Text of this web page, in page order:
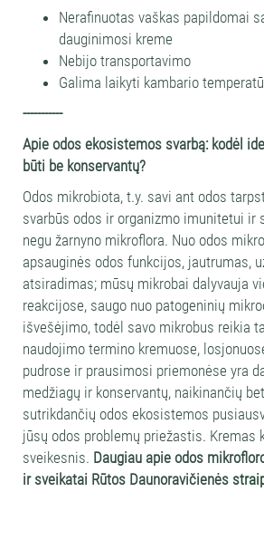
Nerafinuotas vaškas papildomai
dauginimosi kreme
Nebijo transportavimo
Galima laikyti kambario
-----------
Apie odos ekosistemos svarbą: kodėl
būti be konservantų?
Odos mikrobiota, t.y. savi ant odos
svarbūs odos ir organizmo imunitetui ir
negu žarnyno mikroflora. Nuo odos
apsauginės odos funkcijos, jautrumas,
atsiradimas; mūsų mikrobai dalyvauja
reakcijose, saugo nuo patogeninių
išvešėjimo, todėl savo mikrobus reikia
naudojimo termino kremuose,
pudrose ir prausimosi priemonėse yra
medžiagų ir konservantų, naikinančių
sutrikdančių odos ekosistemos
jūsų odos problemų priežastis. Kremas
sveikesnis. Daugiau apie odos
ir sveikatai Rūtos Daunoravičienės